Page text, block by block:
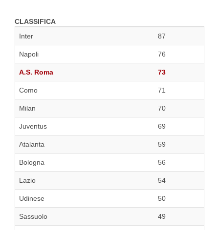
CLASSIFICA
Inter
87
Napoli 76
A.S. Roma 73
Como 71
Milan 70
Juventus 69
Atalanta 59
Bologna 56
Lazio 54
Udinese 50
Sassuolo 49